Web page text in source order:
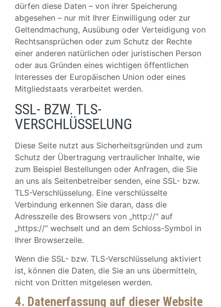
dürfen diese Daten – von ihrer Speicherung
abgesehen – nur mit Ihrer Einwilligung oder zur
Geltendmachung, Ausübung oder Verteidigung von
Rechtsansprüchen oder zum Schutz der Rechte
einer anderen natürlichen oder juristischen Person
oder aus Gründen eines wichtigen öffentlichen
Interesses der Europäischen Union oder eines
Mitgliedstaats verarbeitet werden.
SSL- BZW. TLS-
VERSCHLÜSSELUNG
Diese Seite nutzt aus Sicherheitsgründen und zum
Schutz der Übertragung vertraulicher Inhalte, wie
zum Beispiel Bestellungen oder Anfragen, die Sie
an uns als Seitenbetreiber senden, eine SSL- bzw.
TLS-Verschlüsselung. Eine verschlüsselte
Verbindung erkennen Sie daran, dass die
Adresszeile des Browsers von „http://“ auf
„https://“ wechselt und an dem Schloss-Symbol in
Ihrer Browserzeile.
Wenn die SSL- bzw. TLS-Verschlüsselung aktiviert
ist, können die Daten, die Sie an uns übermitteln,
nicht von Dritten mitgelesen werden.
4. Datenerfassung auf dieser Website